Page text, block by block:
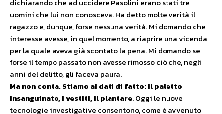
dichiarando che ad uccidere Pasolini erano stati tre
uomini che lui non conosceva. Ha detto molte verità il
ragazzo e, dunque, forse nessuna verità. Mi domando che
interesse avesse, in quel momento, a riaprire una vicenda
per la quale aveva già scontato la pena. Mi domando se
forse il tempo passato non avesse rimosso ciò che, negli
anni del delitto, gli faceva paura.
Ma non conta. Stiamo ai dati di fatto: il paletto
insanguinato, i vestiti, il plantare. Oggi le nuove
tecnologie investigative consentono, come è avvenuto